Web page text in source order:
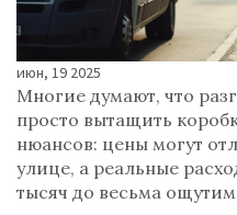
июн, 19 2025
Многие думают, что
просто вытащить
нюансов: цены могут
улице, а реальные
тысяч до весьма